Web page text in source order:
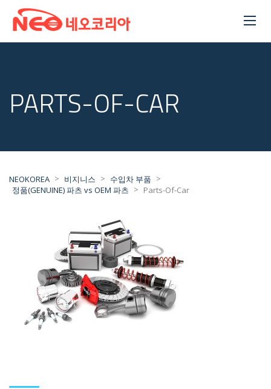
PARTS-OF-CAR
NEOKOREA > 비지니스 > 수입차 부품 >
정품(GENUINE) 파츠 vs OEM 파츠 > Parts-Of-Car